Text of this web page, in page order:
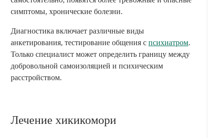
симптомы, хронические болезни.
Диагностика включает различные виды
анкетирования, тестирование общения с психиатром.
Только специалист может определить границу между
добровольной самоизоляцией и психическим
расстройством.
Лечение хикикомори